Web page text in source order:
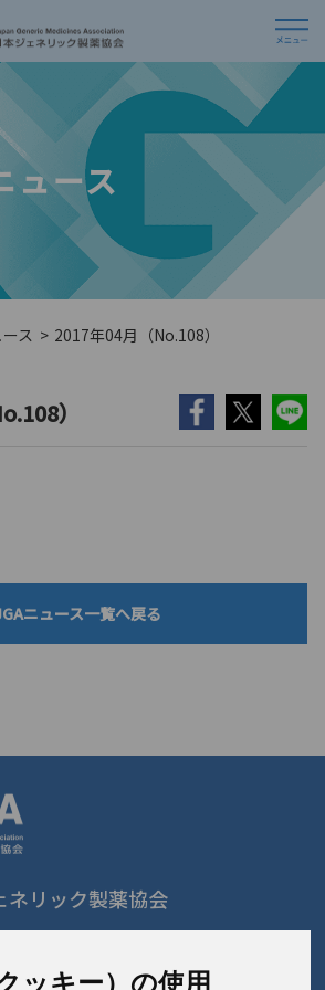
ッキー）の使用
ュース
ス 2017年04月（No.108）
）
ニュース一覧へ戻る
ネリック製薬協会
FAX: 03-3241-2978